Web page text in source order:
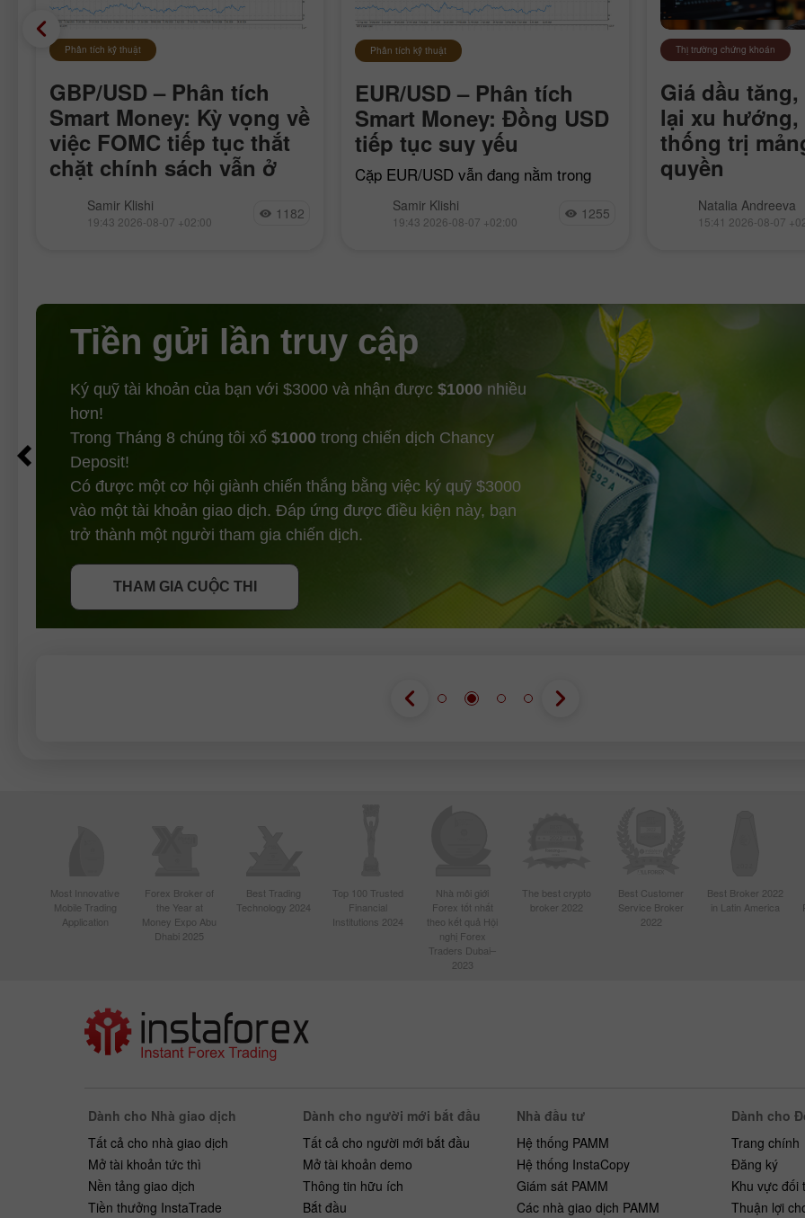
Phân tích kỹ thuật
GBP/USD – Phân tích
Smart Money: Kỳ vọng về
việc FOMC tiếp tục thắt
chặt chính sách vẫn ở
mức thấp
Cặp GBP/USD đã di chuyển khá bình
lặng trong tuần này, rõ ràng là đang
Samir Klishi
19:43 2026-08-07 +02:00 1182
Phân tích kỹ thuật
EUR/USD – Phân tích
Smart Money: Đồng USD
tiếp tục suy yếu
Cặp EUR/USD vẫn đang nằm trong
ngày 17 tháng 4, nhưng mỗi ngày trôi
qua, phe mua lại tiến
Samir Klishi
19:43 2026-08-07 +02:00 1255
Thị trường chứng khoán
Giá dầu
lại xu hướng,
thống trị
quyền
Iran đóng eo biển
tàu “thù địch”,
Natalia Andreeva
15:41 2026-08-07
THAM GIA CUỘC THI
Tiền gửi lần truy cập
Ký quỹ tài khoản của bạn với $3000 và nhận được $1000 nhiều
hơn!
Trong Tháng 8 chúng tôi xổ $1000 trong chiến dịch Chancy
Deposit!
Có được một cơ hội giành chiến thắng bằng việc ký quỹ $3000
vào một tài khoản giao dịch. Đáp ứng được điều kiện này, bạn
trở thành một người tham gia chiến dịch.
THAM GIA CUỘC THI
THAM GIA CUỘC THI
NHẬN THƯỞNG
Most Innovative
Mobile Trading
Application
Forex Broker of
the Year at
Money Expo Abu
Dhabi 2025
Best Trading
Technology 2024
Top 100 Trusted
Financial
Institutions 2024
Nhà môi giới
Forex tốt nhất
theo kết quả Hội
nghị Forex
Traders Dubai–
2023
The best crypto
broker 2022
Best Customer
Service Broker
2022
Best Broker 2022
in Latin America
Dành cho Nhà giao dịch
Tất cả cho nhà giao dịch
Mở tài khoản tức thì
Nền tảng giao dịch
Tiền thưởng InstaTrade
Dành cho người mới bắt đầu
Tất cả cho người mới bắt đầu
Mở tài khoản demo
Thông tin hữu ích
Bắt ​​đầu
Nhà đầu tư
Hệ thống PAMM
Hệ thống InstaCopy
Giám sát PAMM
Các nhà giao dịch PAMM
Dành cho
Trang chính
Đăng ký
Khu vực đối
Thuận lợi